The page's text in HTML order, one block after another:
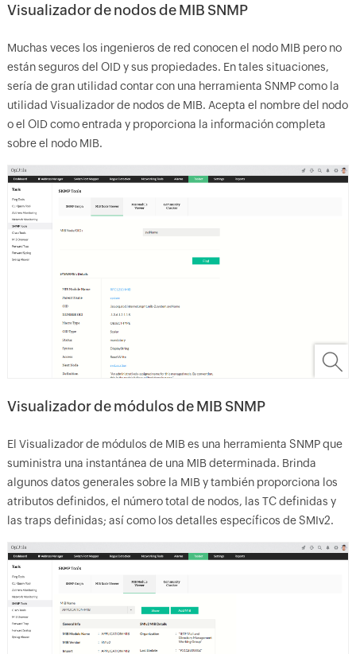
Visualizador de nodos de MIB SNMP
Muchas veces los ingenieros de red conocen el nodo MIB pero no
están seguros del OID y sus propiedades. En tales situaciones,
sería de gran utilidad contar con una herramienta SNMP como la
utilidad Visualizador de nodos de MIB. Acepta el nombre del nodo
o el OID como entrada y proporciona la información completa
sobre el nodo MIB.
Visualizador de módulos de MIB SNMP
El Visualizador de módulos de MIB es una herramienta SNMP que
suministra una instantánea de una MIB determinada. Brinda
algunos datos generales sobre la MIB y también proporciona los
atributos definidos, el número total de nodos, las TC definidas y
las traps definidas; así como los detalles específicos de SMIv2.